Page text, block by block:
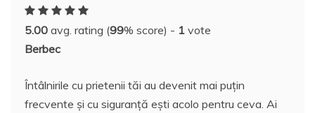
e
b
o
er
e
st r
dI a
e
rt
aj
a
5.00 avg. rating (99% score) - 1 vote
Berbec
Întâlnirile cu prietenii tăi au devenit mai puțin
frecvente și cu siguranță ești acolo pentru ceva. Ai